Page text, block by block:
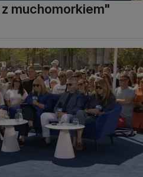
muchomorkiem"